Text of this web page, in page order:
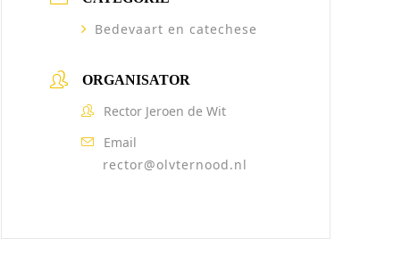
Bedevaart en catechese
ORGANISATOR
Rector Jeroen de Wit
Email
rector@olvternood.nl